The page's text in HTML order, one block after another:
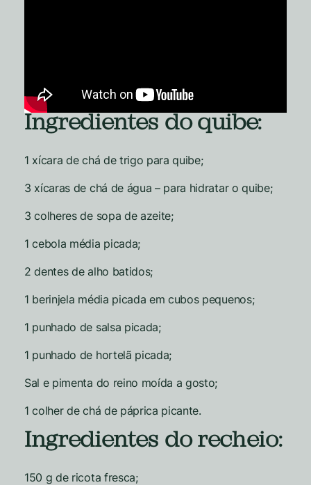
Ingredientes do quibe:
1 xícara de chá de trigo para quibe;
3 xícaras de chá de água – para hidratar o quibe;
3 colheres de sopa de azeite;
1 cebola média picada;
2 dentes de alho batidos;
1 berinjela média picada em cubos pequenos;
1 punhado de salsa picada;
1 punhado de hortelã picada;
Sal e pimenta do reino moída a gosto;
1 colher de chá de páprica picante.
Ingredientes do recheio:
150 g de ricota fresca;